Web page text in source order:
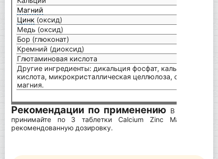
Магний
Цинк (оксид)
Медь (оксид)
Бор (глюконат)
Кремний (диоксид)
Глютаминовая кислота
Другие ингредиенты: дикальция фосфат, кальций
кислота, микрокристаллическая целлюлоза, сыворотка
магния.
Рекомендации по применению В качестве
принимайте по 3 таблетки Calcium Zinc Magnesium
рекомендованную дозировку.